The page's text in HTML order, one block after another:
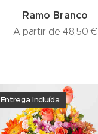
Ramo Branco
A partir de 48,50 €
Entrega Incluída